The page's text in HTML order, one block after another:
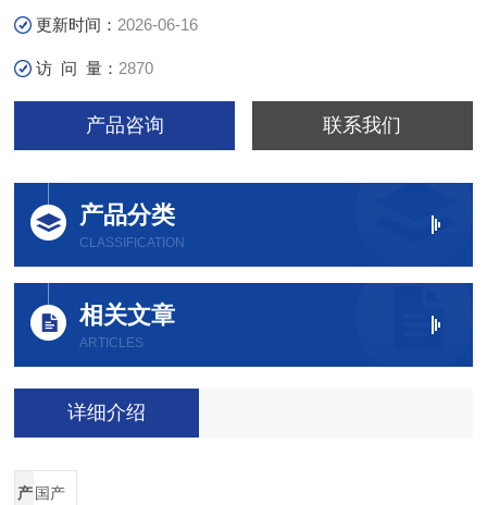
更新时间： 2026-06-16
访 问 量： 2870
产品咨询 联系我们
产品分类
CLASSIFICATION
相关文章
ARTICLES
详细介绍
产 国产